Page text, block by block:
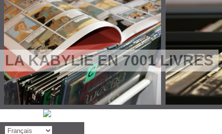
LA KABYLIE EN 7001 LIVRES